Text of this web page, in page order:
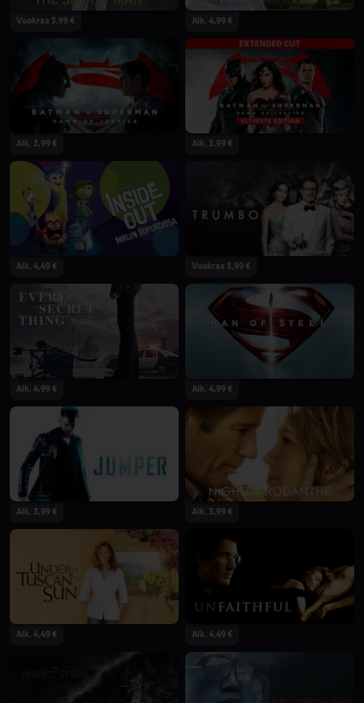
Vuokraa 3,99 € Alk. 4,99 €
Alk. 3,99 € Alk. 3,99 €
Alk. 4,49 € Vuokraa 3,99 €
Alk. 4,99 € Alk. 4,99 €
Alk. 3,99 € Alk. 3,99 €
Alk. 4,49 € Alk. 4,49 €